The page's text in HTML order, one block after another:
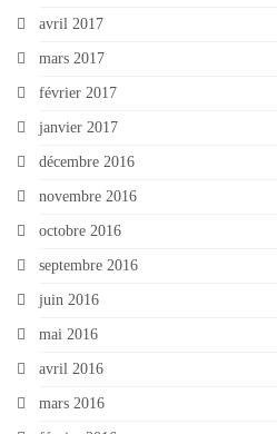
avril 2017
mars 2017
février 2017
janvier 2017
décembre 2016
novembre 2016
octobre 2016
septembre 2016
juin 2016
mai 2016
avril 2016
mars 2016